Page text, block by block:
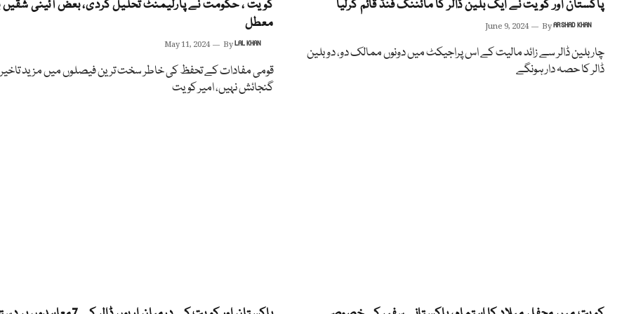
پاکستان اور کویت نے ایک بلین ڈالر کا مائننگ فنڈ قائم کرلیا
June 9, 2024 ByARSHAD KHAN
چاربلین ڈالر سے زائد مالیت کے اس پراجیکٹ میں دونوں ممالک دو، دو بلین
ڈالر کا حصہ دار ہونگے
کویت ، حکومت نے پارلیمنٹ تحلیل کردی، بعض آئینی شقیں
معطل
May 11, 2024 ByLAL KHAN
قومی مفادات کے تحفظ کی خاطر سخت ترین فیصلوں میں مزید
گنجائش نہیں، امیر کویت